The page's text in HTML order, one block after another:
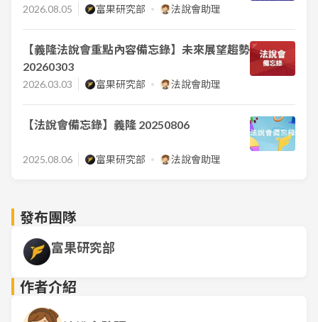
2026.08.05 富果研究部 法說會助理
【義隆法說會重點內容備忘錄】未來展望趨勢
20260303
2026.03.03 富果研究部 法說會助理
【法說會備忘錄】義隆 20250806
2025.08.06 富果研究部 法說會助理
發布團隊
富果研究部
作者介紹